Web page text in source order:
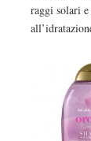
raggi solari